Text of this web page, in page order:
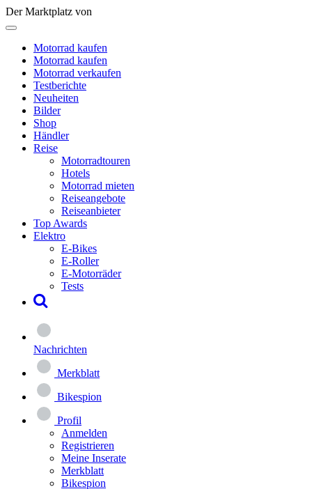
Der Marktplatz von
Motorrad kaufen
Motorrad kaufen
Motorrad verkaufen
Testberichte
Neuheiten
Bilder
Shop
Händler
Reise
Motorradtouren
Hotels
Motorrad mieten
Reiseangebote
Reiseanbieter
Top Awards
Elektro
E-Bikes
E-Roller
E-Motorräder
Tests
Nachrichten
Merkblatt
Bikespion
Profil
Anmelden
Registrieren
Meine Inserate
Merkblatt
Bikespion